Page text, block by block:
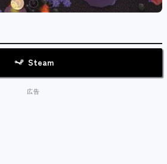
Steam